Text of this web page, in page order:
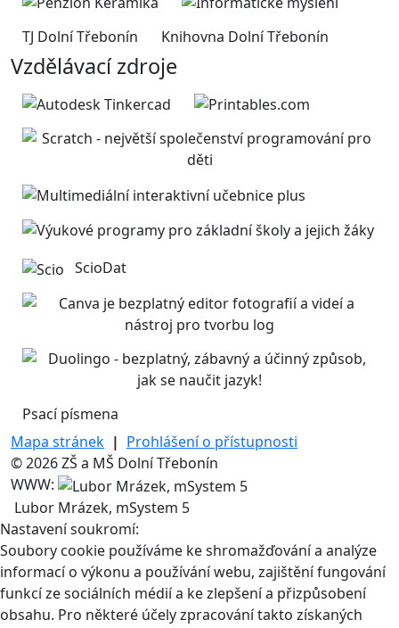
TJ Dolní Třebonín Knihovna Dolní Třebonín
Vzdělávací zdroje
ScioDat
Psací písmena
Mapa stránek | Prohlášení o přístupnosti
© 2026 ZŠ a MŠ Dolní Třebonín
WWW:
Lubor Mrázek, mSystem 5
Nastavení soukromí:
Soubory cookie používáme ke shromažďování a analýze
informací o výkonu a používání webu, zajištění fungování
funkcí ze sociálních médií a ke zlepšení a přizpůsobení
obsahu. Pro některé účely zpracování takto získaných